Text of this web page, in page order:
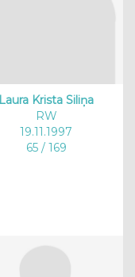
Laura Krista Siliņa
RW
19.11.1997
65 / 169